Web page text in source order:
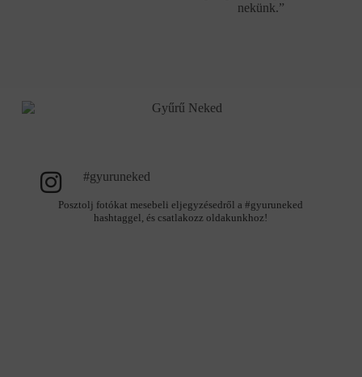
nekünk.”
#gyuruneked
Posztolj fotókat mesebeli eljegyzésedről a #gyuruneked
hashtaggel, és csatlakozz oldakunkhoz!